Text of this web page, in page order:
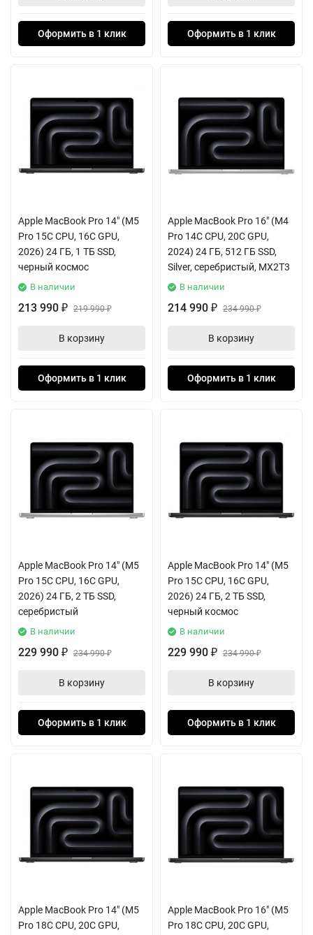
Оформить в 1 клик Оформить в 1 клик
Apple MacBook Pro 14" (M5
Pro 15C CPU, 16C GPU,
2026) 24 ГБ, 1 ТБ SSD,
черный космос
В наличии
213 990 ₽ 219 990₽
В корзину
Оформить в 1 клик
Apple MacBook Pro 16" (M4
Pro 14C CPU, 20C GPU,
2024) 24 ГБ, 512 ГБ SSD,
Silver, серебристый, MX2T3
В наличии
214 990 ₽ 234 990₽
В корзину
Оформить в 1 клик
Apple MacBook Pro 14" (M5
Pro 15C CPU, 16C GPU,
2026) 24 ГБ, 2 ТБ SSD,
серебристый
В наличии
229 990 ₽ 234 990₽
В корзину
Оформить в 1 клик
Apple MacBook Pro 14" (M5
Pro 15C CPU, 16C GPU,
2026) 24 ГБ, 2 ТБ SSD,
черный космос
В наличии
229 990 ₽ 234 990₽
В корзину
Оформить в 1 клик
Apple MacBook Pro 14" (M5
Pro 18C CPU, 20C GPU,
Apple MacBook Pro 16" (M5
Pro 18C CPU, 20C GPU,